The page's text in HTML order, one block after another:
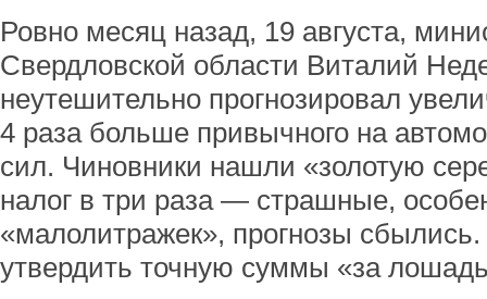
Ровно месяц назад, 19 августа,
Свердловской области Виталий
неутешительно прогнозировал
4 раза больше привычного на
сил. Чиновники нашли «золотую
налог в три раза — страшные,
«малолитражек», прогнозы
утвердить точную суммы «за